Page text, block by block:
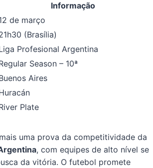
Informação
de março
(Brasília)
Profesional Argentina
Season – 10ª
Aires
Plate
uma prova da competitividade da
, com equipes de alto nível se
da vitória. O futebol promete